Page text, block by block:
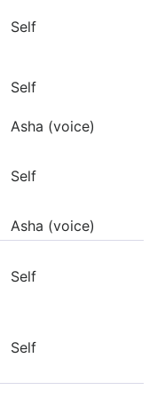
Self
Self
Asha (voice)
Self
Asha (voice)
Self
Self